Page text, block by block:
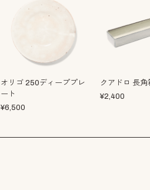
オリゴ 250ディーププレ
ート
¥6,500
クアドロ 長角
¥2,400